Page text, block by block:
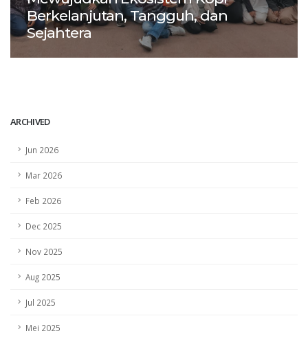
Berkelanjutan, Tangguh, dan
Sejahtera
HEADLINE
Kolektif untuk Mewujudkan Ekosistem Kopi
Sumatera: SCOPI Galang Sinergi Multipihak
ARCHIVED
Jun 2026
Mar 2026
Feb 2026
Dec 2025
Nov 2025
Aug 2025
Jul 2025
Mei 2025